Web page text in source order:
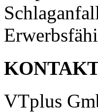
VTplus